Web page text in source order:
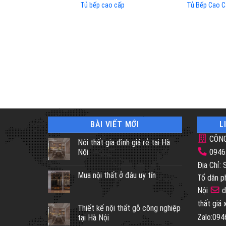
Tủ bếp cao cấp Tủ Bếp Cao
BÀI VIẾT MỚI
Nội thất gia đình giá rẻ tại Hà
Nội
Mua nội thất ở đâu uy tín
Thiết kế nội thất gỗ công nghiệp
tại Hà Nội
Địa Chỉ:
Tổ dân
Nội
thất giá